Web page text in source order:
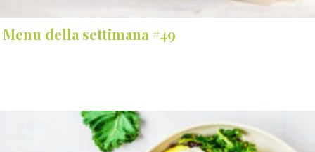
Menu della settimana #49